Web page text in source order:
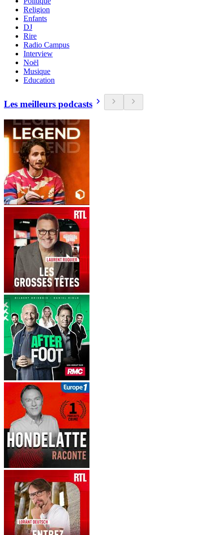
Religion
Enfants
DJ
Rire
Radio Campus
Interview
Noël
Musique
Education
Les meilleurs podcasts